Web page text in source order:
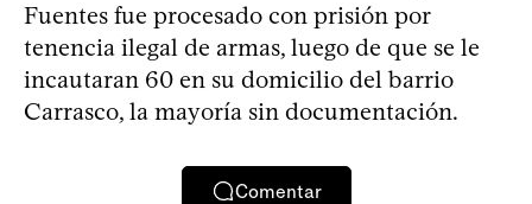
Fuentes fue procesado con prisión por
tenencia ilegal de armas, luego de que se le
incautaran 60 en su domicilio del barrio
Carrasco, la mayoría sin documentación.
Comentar